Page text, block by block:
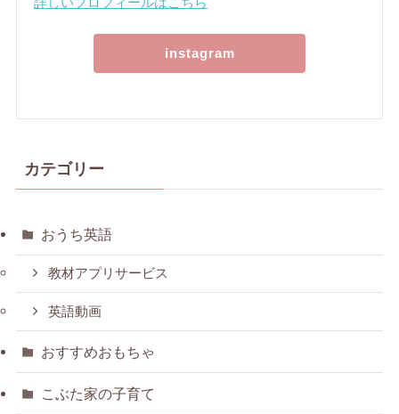
instagram
カテゴリー
おうち英語
教材アプリサービス
英語動画
おすすめおもちゃ
こぶた家の子育て